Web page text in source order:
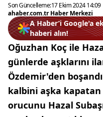
Son Güncelleme:17 Ekim 2024 14:09
ahaber.com.tr Haber Merkezi
A Haber’i Google'a
haberi alın!
Oğuzhan Koç ile
günlerde aşklarını
Özdemir'den
kalbini aşka kapatan
orucunu Hazal